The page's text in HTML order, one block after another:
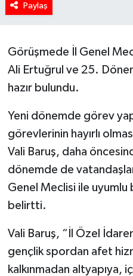
Paylaş
Görüşmede İl Genel
Ali Ertuğrul ve 25.
hazır bulundu.
Yeni dönemde görev
görevlerinin hayırlı
Vali Baruş, daha
dönemde de
Genel Meclisi ile uyumlu
belirtti.
Vali Baruş, “İl Özel
gençlik spordan afet
kalkınmadan altyapıya,
POLİTİKA
RESMİ İLANLAR
SAĞLIK
Tarihi Yapılarımız
Teknoloji
Türkiye
Yerel
İletişim